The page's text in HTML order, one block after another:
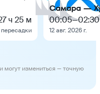
ч 25 м
Самара —
00:05—02:30
12 авг. 2026 г.
могут измениться — точную